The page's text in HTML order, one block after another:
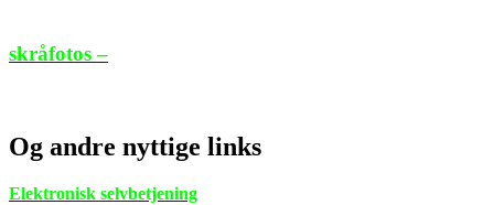
skråfotos –
Og andre nyttige links
Elektronisk selvbetjening